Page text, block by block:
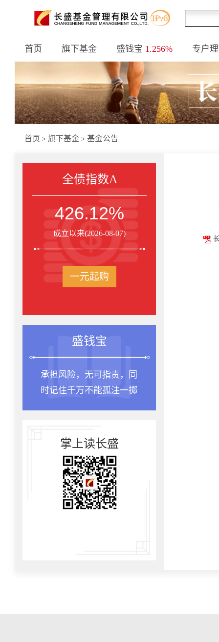
首页 旗下基金 盛钱宝 1.256% 专户
首页 > 旗下基金 > 基金公告
全债指数A
426.12%
成立以来(2026-08-07)
一元起购
盛钱宝
承担风险，无可指责，同
时记住千万不能孤注一掷
掌上读长盛